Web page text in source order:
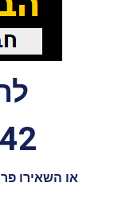
או השאירו